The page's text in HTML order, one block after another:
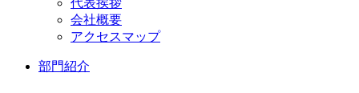
代表挨拶
会社概要
アクセスマップ
部門紹介